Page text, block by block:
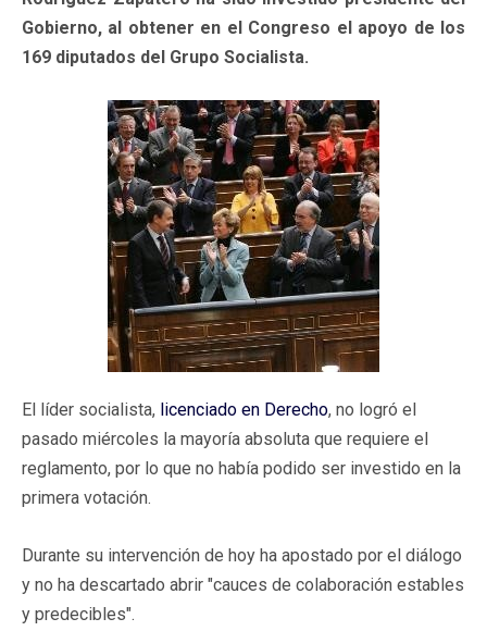
Gobierno, al obtener en el Congreso el apoyo de los
169 diputados del Grupo Socialista.
El líder socialista, licenciado en Derecho, no logró el
pasado miércoles la mayoría absoluta que requiere el
reglamento, por lo que no había podido ser investido en la
primera votación.
Durante su intervención de hoy ha apostado por el diálogo
y no ha descartado abrir "cauces de colaboración estables
y predecibles".